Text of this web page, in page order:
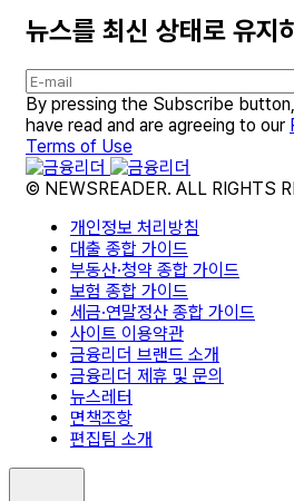
뉴스를 최신 상태로 유지
By pressing the Subscribe
have read and are agreeing to our
Terms of Use
© NEWSREADER. ALL RIGHTS
개인정보 처리방침
대출 종합 가이드
부동산·청약 종합 가이드
보험 종합 가이드
세금·연말정산 종합 가이드
사이트 이용약관
금융리더 브랜드 소개
금융리더 제휴 및 문의
뉴스레터
면책조항
편집팀 소개